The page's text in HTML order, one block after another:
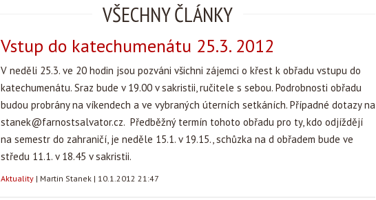
VŠECHNY ČLÁNKY
Vstup do katechumenátu 25.3. 2012
V neděli 25.3. ve 20 hodin jsou pozváni všichni zájemci o křest k obřadu vstupu do
katechumenátu. Sraz bude v 19.00 v sakristii, ručitele s sebou. Podrobnosti obřadu
budou probrány na víkendech a ve vybraných úterních setkáních. Případné dotazy na
stanek@farnostsalvator.cz. Předběžný termín tohoto obřadu pro ty, kdo odjíždějí
na semestr do zahraničí, je neděle 15.1. v 19.15., schůzka na d obřadem bude ve
středu 11.1. v 18.45 v sakristii.
Aktuality | Martin Stanek | 10.1.2012 21:47